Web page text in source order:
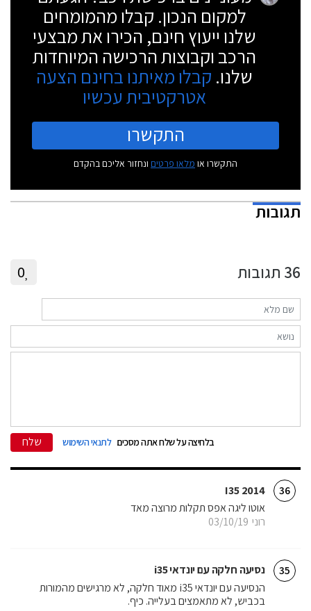
למקום הנכון. קבלו מהמומחים
שלנו ייעוץ חינם, הכירו את מבצעי
הרכב וקבוצות הרכישה המיוחדות
שלנו. קבלו מאיתנו בחינם הצעה
אטרקטיבית עכשיו
התקשרו
התקשרו או מלאו פרטים ונחזור אליכם בהקדם
תגובות
36 תגובות 0
בלחיצה על שלח אתה מסכים לתנאי השימוש שלח
36
I35 2014
רוני 03/10/19
אוטו ליגה אפס תקלות מרוצה מאד
35 נסיעה חלקה עם יונדאי i35
הנסיעה עם יונדאי i35 מאוד חלקה, לא מרגישים מהמורות
בכביש, לא מתאמצים בעלייה. כיף.